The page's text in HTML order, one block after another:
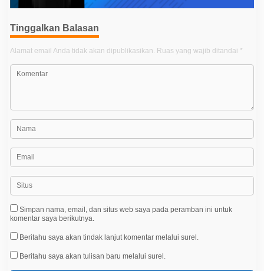
i
p
o
s
Tinggalkan Balasan
Alamat email Anda tidak akan dipublikasikan. Ruas yang wajib ditandai *
Simpan nama, email, dan situs web saya pada peramban ini untuk
komentar saya berikutnya.
Beritahu saya akan tindak lanjut komentar melalui surel.
Beritahu saya akan tulisan baru melalui surel.